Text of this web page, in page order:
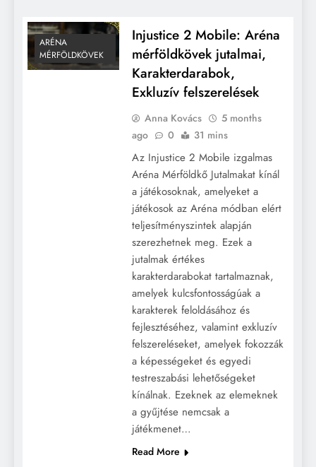
ARÉNA
MÉRFÖLDKÖVEK
Injustice 2 Mobile: Aréna
mérföldkövek jutalmai,
Karakterdarabok,
Exkluzív felszerelések
Anna Kovács
5 months
ago
0 31 mins
Az Injustice 2 Mobile izgalmas
Aréna Mérföldkő Jutalmakat kínál
a játékosoknak, amelyeket a
játékosok az Aréna módban elért
teljesítményszintek alapján
szerezhetnek meg. Ezek a
jutalmak értékes
karakterdarabokat tartalmaznak,
amelyek kulcsfontosságúak a
karakterek feloldásához és
fejlesztéséhez, valamint exkluzív
felszereléseket, amelyek fokozzák
a képességeket és egyedi
testreszabási lehetőségeket
kínálnak. Ezeknek az elemeknek
a gyűjtése nemcsak a
játékmenet…
Read More